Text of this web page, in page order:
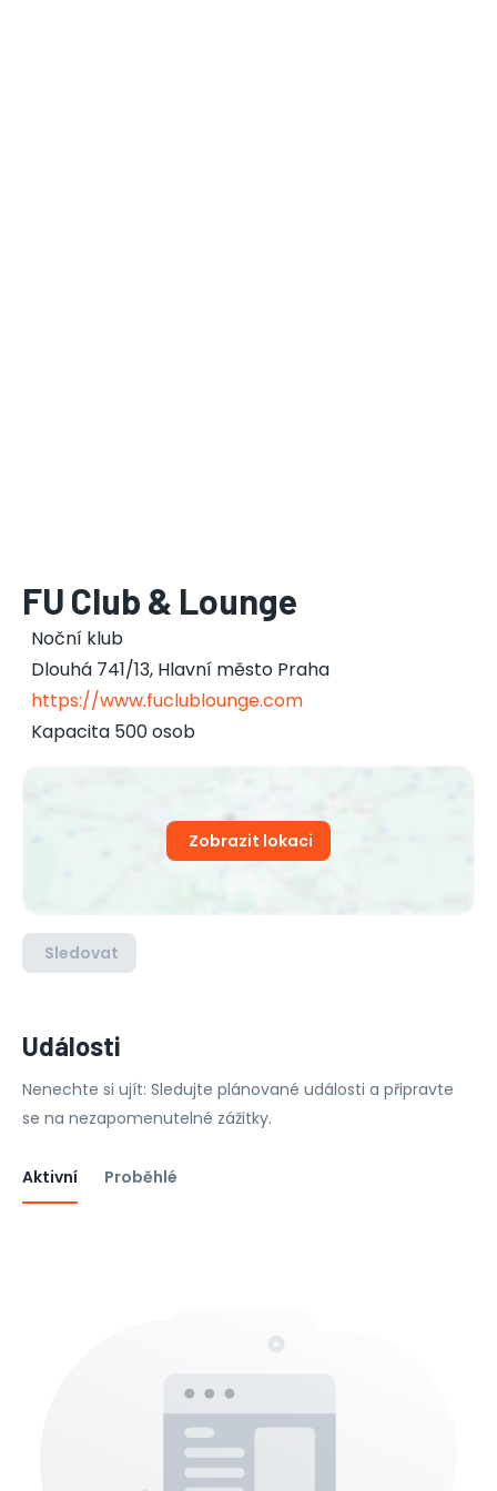
FU Club & Lounge
Noční klub
Dlouhá 741/13, Hlavní město Praha
https://www.fuclublounge.com
Kapacita 500 osob
Zobrazit lokaci
Sledovat
Události
Nenechte si ujít: Sledujte plánované události a připravte
se na nezapomenutelné zážitky.
Aktivní Proběhlé